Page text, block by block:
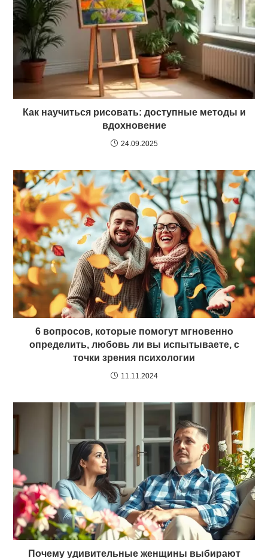
Как научиться рисовать: доступные методы и
вдохновение
24.09.2025
6 вопросов, которые помогут мгновенно
определить, любовь ли вы испытываете, с
точки зрения психологии
11.11.2024
Почему удивительные женщины выбирают